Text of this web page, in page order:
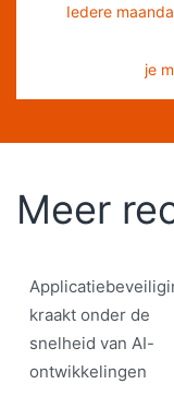
Iedere
je
Meer
kraakt onder de
snelheid van AI-
ontwikkelingen